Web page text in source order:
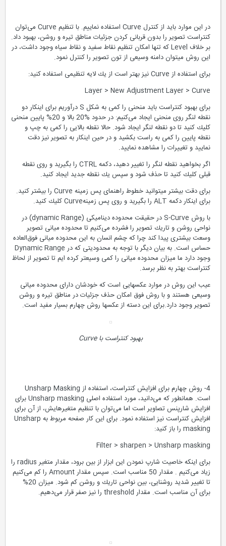
در این موارد باید از كنترل Curve استفاده نماییم. با تنظیم Curve می‌توان
كنتراست تصویر را بدون قربانی كردن جزئیات مناطق تیره و روشن، بهبود داد.
بر خلاف Level كه تنها امكان تنظیم نقاط سفید و نقاط سیاه وجود داشت، در
این روش میتوان دامنه وسیعی از تون تصویر را كنترل نمود.
برای استفاده از Curve نیز بهتر است از یك لایه تنظیمی استفاده كنید:
Layer > New Adjustment Layer > Curve
برای بهبود كنتراست باید منحنی را كمی به شكل S درآوریم برای اینكار دو
نقطه لنگر روی منحنی ایجاد می‌كنیم: در حدود %20 بالا و 20% پایین منحنی
كلیك كنید تا دو نقطه لنگر ایجاد شود. حالا نقطه بالایی را كمی به چپ و
نقطه پایین را كمی به راست بكشید و در حین اینكار به تصویر نیز دقت
نمایید و تغییرات را مشاهده نمایید.
اگر بخواهید نقطه لنگر را تغییر دهید، دكمه CTRL را بگیرید و روی نقطه
قبلی كلیك كنید تا حذف شود و سپس یك نقطه جدید ایجاد كنید.
برای دقت بیشتر میتوانید خطوط راهنمای پس زمینه Curve را بیشتر كنید.
برای اینكار دكمه ALT را بگیرید و روی پس زمینهCurve كلیك كنید.
با روش S-Curve در حقیقت محدوده دینامیكی (dynamic Range) در
نواحی روشن و تاریك تصویر را فشرده می‌كنیم تا محدوده میانی تصویر
وسعت بیشتری پیدا كند چرا كه چشم انسان به این محدوده میانی فوق‌العاده
حساس است. به بیان دیگر با توجه به محدودیتی كه در Dynamic Range
وجود دارد ما میزان محدوده میانی را كمی وسیعتر كرده ایم تا تصویر از لحاظ
كنتراست بهتر به نظر برسد.
عیب این روش در موارد عكسهایی است كه خودشان دارای محدوده میانی
وسیعی هستند و با روش فوق امكان حذف جزئیات در مناطق تیره و روشن
تصویر وجود دارد.برای این دسته از عكسها روش چهارم بسیار مفید است.
بهبود كنتراست با Curve
4- روش چهارم برای افزایش كنتراست، استفاده از Unsharp Masking
است. همانطور كه می‌دانید، مورد استفاده اصلی Unsharp masking برای
افزایش شارپنس تصاویر است اما می‌توان با تنظیم متغیرهایش، از آن برای
افزایش كنتراست نیز استفاده نمود. برای این كار صفحه مربوط به Unsharp
masking را باز كنید:
Filter > sharpen > Unsharp masking
برای اینكه خاصیت شارپ نمودن این ابزار از بین برود، مقدار متغیر radius را
زیاد می‌كنیم . مقدار 50 مناسب است. سپس مقدار Amount را كم می‌كنیم
تا تغییر شدید روشنایی، بین نواحی تاریك و روشن كم شود. میزان 20%
برای آن مناسب است. مقدار threshold را نیز صفر قرار می‌دهیم.